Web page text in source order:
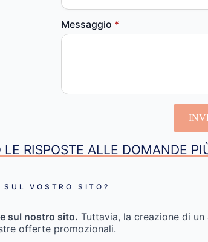
Messaggio *
RISPOSTE ALLE DOMANDE
SUL VOSTRO SITO?
sul nostro sito. Tuttavia, la creazione di
offerte promozionali.